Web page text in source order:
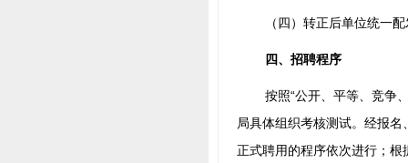
（四）转正后单位统一
四、招聘程序
按照“公开、平等、竞争
局具体组织考核测试。经报
正式聘用的程序依次进行；